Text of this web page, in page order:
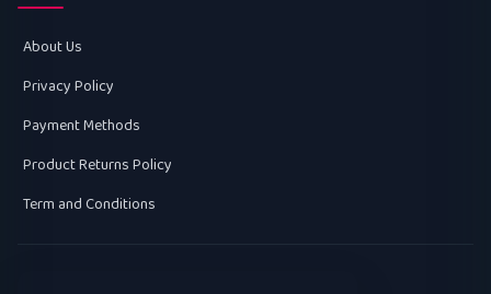
About Us
Privacy Policy
Payment Methods
Product Returns Policy
Term and Conditions